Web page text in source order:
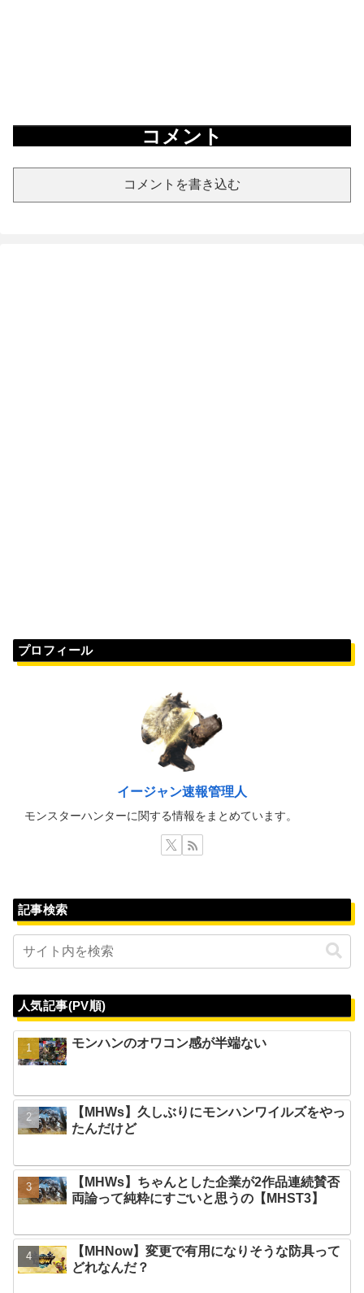
コメント
コメントを書き込む
プロフィール
イージャン速報管理人
モンスターハンターに関する情報をまとめています。
記事検索
人気記事(PV順)
モンハンのオワコン感が半端ない
【MHWs】久しぶりにモンハンワイルズをやっ
たんだけど
【MHWs】ちゃんとした企業が2作品連続賛否
両論って純粋にすごいと思うの【MHST3】
【MHNow】変更で有用になりそうな防具って
どれなんだ？